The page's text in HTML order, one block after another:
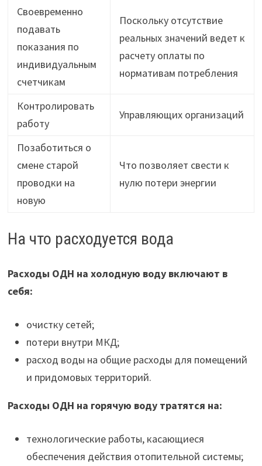
Своевременно
подавать
показания по
индивидуальным
счетчикам
Поскольку отсутствие
реальных значений ведет к
расчету оплаты по
нормативам потребления
Контролировать
работу
Управляющих организаций
Позаботиться о
смене старой
проводки на
новую
Что позволяет свести к
нулю потери энергии
На что расходуется вода
Расходы ОДН на холодную воду включают в
себя:
очистку сетей;
потери внутри МКД;
расход воды на общие расходы для помещений
и придомовых территорий.
Расходы ОДН на горячую воду тратятся на:
технологические работы, касающиеся
обеспечения действия отопительной системы;